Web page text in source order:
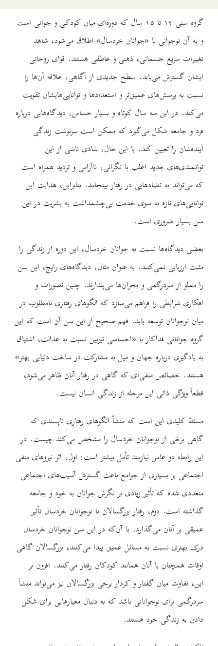
گروه سنی ۱۲ تا ۱۵ سال که دوره‌ای میان کودکی و جوانی است
و به آن نوجوانی یا «جوانان خردسال» اطلاق می‌‌شود، شاهد
تغییرات سریع جسمانی، ذهنی و عاطفی هستند. قوای روحانی
ایشان گسترش می‌یابد. سطح جدیدی از آگاهی، علاقه آن‌ها را
نسبت به پرسش‌های عمیق‌تر و استعدادها و توانایی‌هایشان تقویت
می‌کند. در این سه سال کوتاه و بسیار حساس، دیدگاه‌هایی درباره
فرد و جامعه شکل می‌گیرد که ممکن است سرنوشت زندگی
آینده‌شان را تعیین کند. با این حال، شادی ناشی از این
توانمندی‌های جدید اغلب با نگرانی، ناآرامی و تردید همراه است
که می‌تواند به تضادهایی در رفتار بینجامد. بنابراین، هدایت این
توانایی‌های تازه به سوی خدمت بی‌چشمداشت به بشریت در این
سن بسیار ضروری است.
بعضی دیدگاه‌ها نسبت به جوانان خردسال، این دوره از زندگی را
مثبت ارزیابی نمی‌کنند. به عنوان مثال، دیدگاه‌های رایج، این سن
را مملو از سردرگمی و بحران‌ها می‌پندارند. چنین تصورات و
افکاری شرایطی را فراهم می‌سازد که الگوهای رفتاری نامطلوب در
میان نوجوانان توسعه یابد. فهم صحیح از این سن آن است که این
گروه جوانانی فداکار با «احساسی تیزبین نسبت به عدالت، اشتیاق
به یادگیری درباره جهان و میل به مشارکت در ساخت دنیایی بهتر»
هستند. خصائص منفی‌ای که گاهی در رفتار آنان ظاهر می‌شود،
قطعاً ویژگی ذاتی این مرحله از زندگی انسان نیست.
مسئلۀ کلیدی این است که منشأ الگوهای رفتاری ناپسندی که
گاهی برخی از نوجوانان خردسال را مشخص می‌کند چیست. در
این رابطه دو عامل نیازمند تأمل بیشتر است: اول، اثر نیروهای منفی
اجتماعی بر بسیاری از جوامع باعث گسترش آسیب‌های اجتماعی
متعددی شده که تأثیر زیادی بر نگرش جوانان به خود و جامعه
گذاشته است. دوم، رفتار بزرگسالان با نوجوانان خردسال تأثیر
عمیقی بر آنان می‌گذارد. با آن‌که در این سن نوجوانان خردسال
درک بهتری نسبت به مسائل عمیق پیدا می‌کنند، بزرگسالان گاهی
اوقات همچنان با آنان همانند کودکان رفتار می‌کنند. افزون بر
این، تفاوت میان گفتار و کردار برخی بزرگسالان نیز می‌تواند منشأ
سردرگمی برای نوجوانانی باشد که به دنبال معیارهایی برای شکل
دادن به زندگی خود هستند.